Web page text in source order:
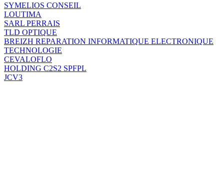
SYMELIOS CONSEIL
LOUTIMA
SARL PERRAIS
TLD OPTIQUE
BREIZH REPARATION INFORMATIQUE ELECTRONIQUE
TECHNOLOGIE
CEVALOFLO
HOLDING C2S2 SPFPL
JCV3